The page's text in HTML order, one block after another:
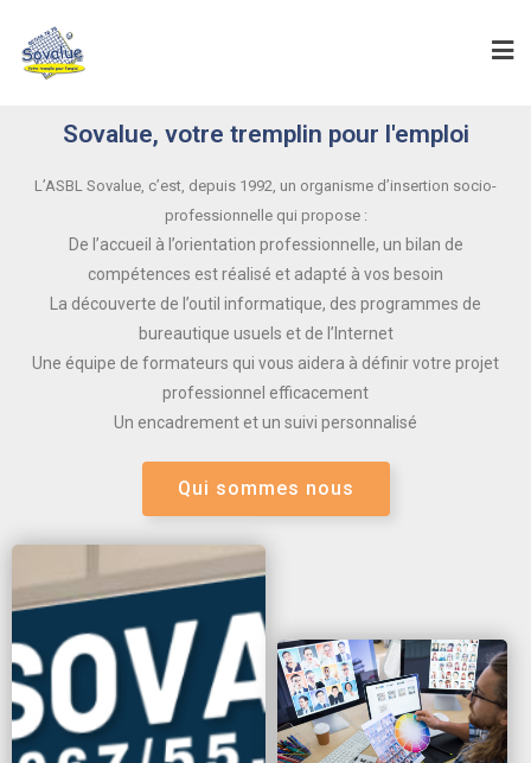
Sovalue, votre tremplin pour l'emploi
L’ASBL Sovalue, c’est, depuis 1992, un organisme d’insertion socio-
professionnelle qui propose :
De l’accueil à l’orientation professionnelle, un bilan de
compétences est réalisé et adapté à vos besoin
La découverte de l’outil informatique, des programmes de
bureautique usuels et de l’Internet
Une équipe de formateurs qui vous aidera à définir votre projet
professionnel efficacement
Un encadrement et un suivi personnalisé
Qui sommes nous